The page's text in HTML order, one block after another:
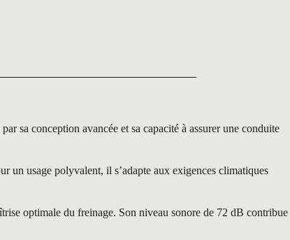
sa conception avancée et sa capacité à assurer une conduite
un usage polyvalent, il s’adapte aux exigences climatiques
optimale du freinage. Son niveau sonore de 72 dB contribue